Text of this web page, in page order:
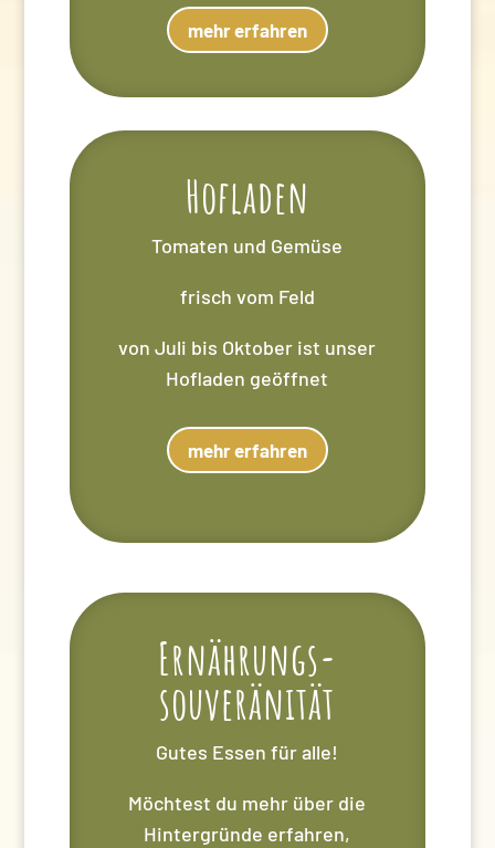
mehr erfahren
Hofladen
Tomaten und Gemüse
frisch vom Feld
von Juli bis Oktober ist unser
Hofladen geöffnet
mehr erfahren
Ernährungs-
souveränität
Gutes Essen für alle!
Möchtest du mehr über die
Hintergründe erfahren,